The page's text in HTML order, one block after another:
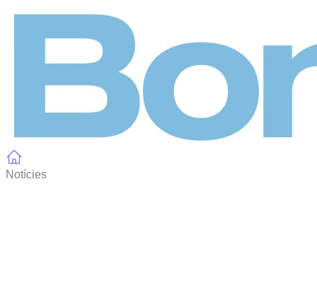
Notícies